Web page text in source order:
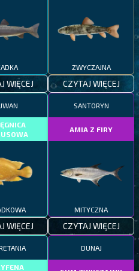
WIĘCEJ
ZWYCZAJNA
CZYTAJ WIĘCEJ
WIĘCEJ
SANTORYN
AMIA Z FIRY
MITYCZNA
CZYTAJ WIĘCEJ
DUNAJ